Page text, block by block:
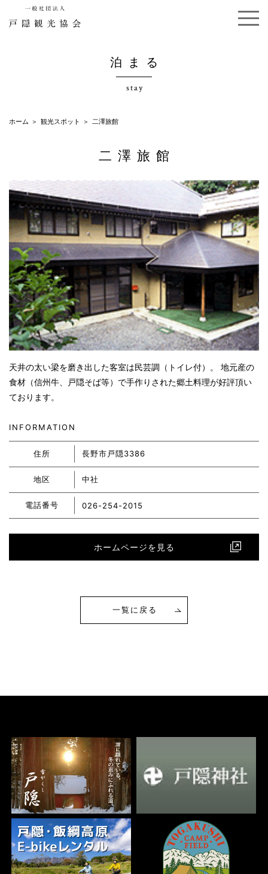
泊まる
stay
ホーム 観光スポット 二澤旅館
二澤旅館
天井の太い梁を磨き出した客室は民芸調（トイレ付）。 地元産の
食材（信州牛、戸隠そば等）で手作りされた郷土料理が好評頂い
ております。
INFORMATION
住所 長野市戸隠3386
地区 中社
電話番号 026-254-2015
ホームページを見る
一覧に戻る